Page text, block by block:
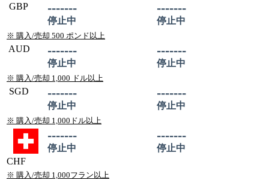
GBP -------
停止中
-------
停止中
※ 購入/売却 500 ポンド以上
AUD -------
停止中
-------
停止中
※ 購入/売却 1,000 ドル以上
SGD -------
停止中
-------
停止中
※ 購入/売却 1,000ドル以上
CHF
-------
停止中
-------
停止中
※ 購入/売却 1,000フラン以上